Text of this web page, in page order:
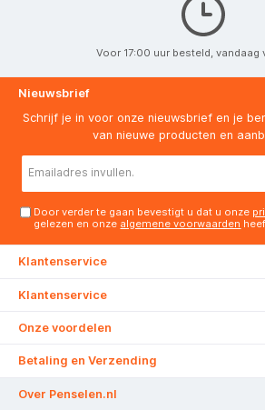
Voor 17:00 uur besteld, vandaag
Nieuwsbrief
Schrijf je in voor onze nieuwsbrief en je
van nieuwe producten en
Door verder te gaan bevestigt u dat u onze
gelezen en onze algemene voorwaarden
Klantenservice
Klantenservice
Onze voordelen
Betaling en Verzending
Over Penselen.nl